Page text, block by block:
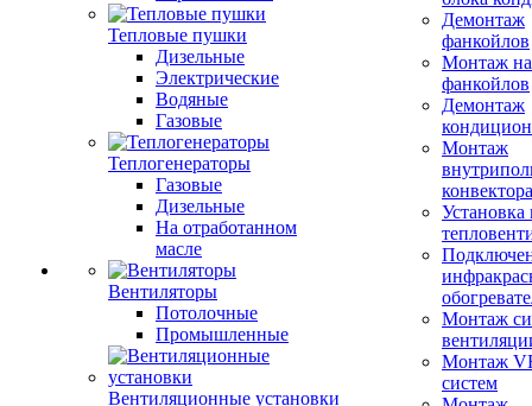
Тепловые пушки
Дизельные
Электрические
Водяные
Газовые
Теплогенераторы
Газовые
Дизельные
На отработанном
масле
Вентиляторы
Потолочные
Промышленные
Вентиляционные установки
Демонтаж
фанкойлов
Монтаж
фанкойлов
Демонтаж
Монтаж
конвектора
Установка
Монтаж
Монтаж
систем